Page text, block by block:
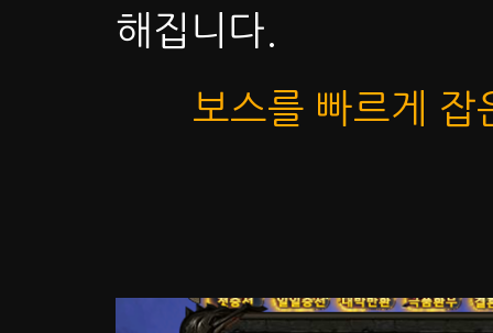
해집니다.
보스를 빠르게 잡